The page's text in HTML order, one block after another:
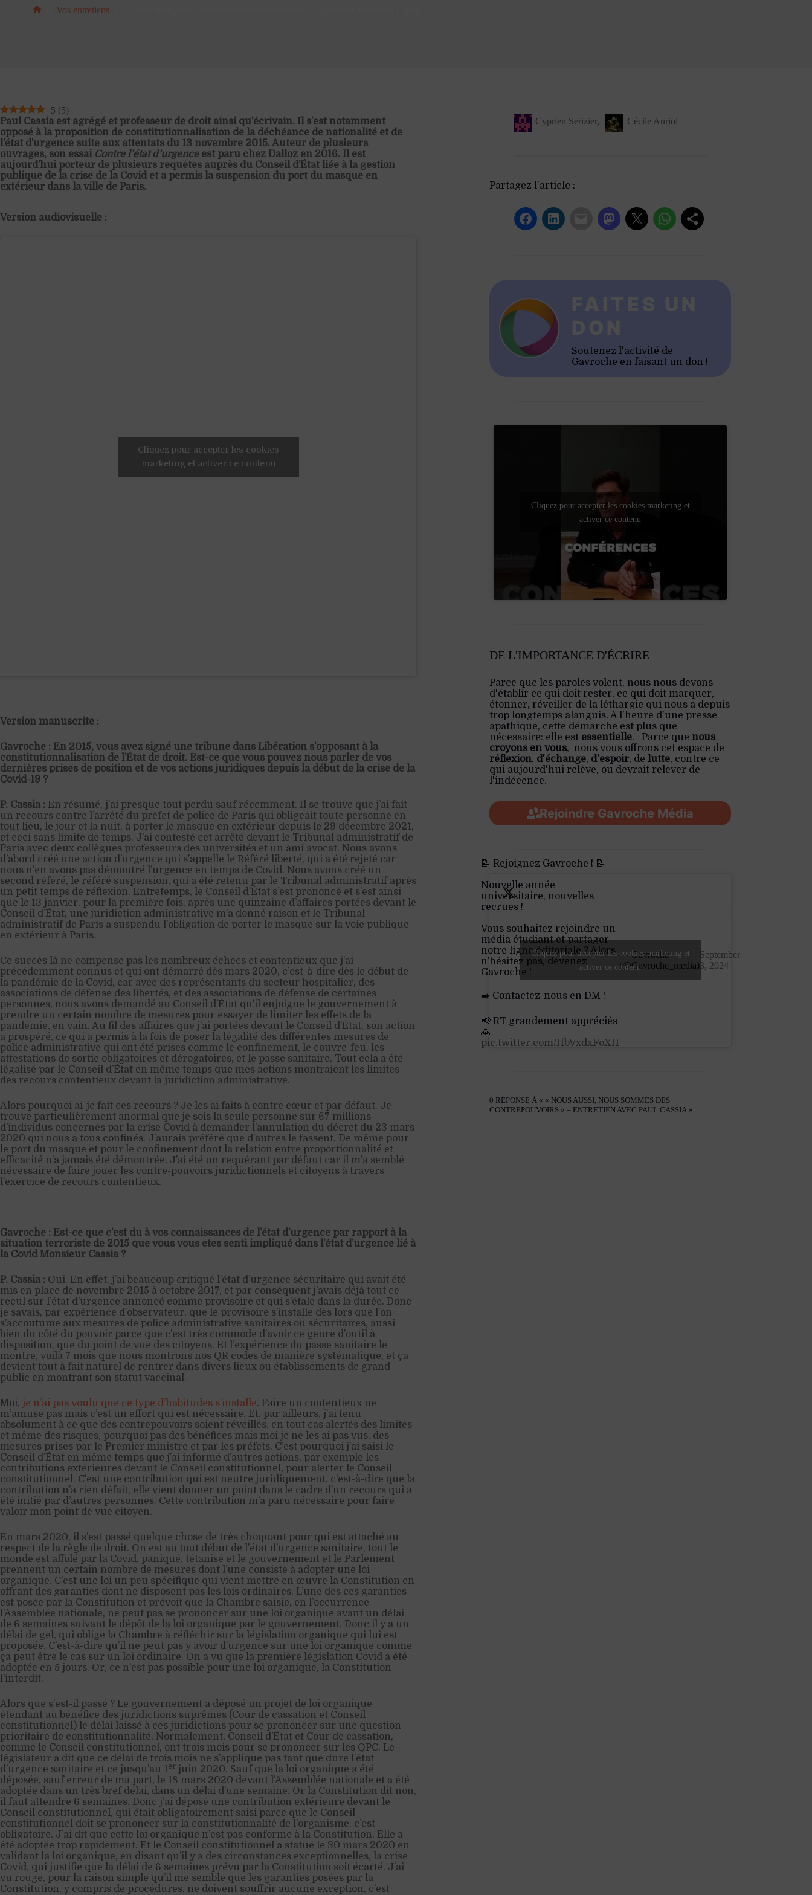
Vos entretiens
5 (5)
Paul Cassia est agrégé et professeur de droit ainsi qu’écrivain. Il s’est notamment
opposé à la proposition de constitutionnalisation de la déchéance de nationalité et de
l’état d’urgence suite aux attentats du 13 novembre 2015. Auteur de plusieurs
ouvrages, son essai Contre l’état d’urgenceest paru chez Dalloz en 2016. Il est
aujourd’hui porteur de plusieurs requêtes auprès du Conseil d’État liée à la gestion
publique de la crise de la Covid et a permis la suspension du port du masque en
extérieur dans la ville de Paris.
Version audiovisuelle :
Cliquez pour accepter les cookies
marketing et activer ce contenu
Version manuscrite :
Gavroche : En 2015, vous avez signé une tribune dans Libération s’opposant à la
constitutionnalisation de l’État de droit. Est-ce que vous pouvez nous parler de vos
dernières prises de position et de vos actions juridiques depuis la début de la crise de la
Covid-19 ?
P. Cassia : En résumé, j’ai presque tout perdu sauf récemment. Il se trouve que j’ai fait
un recours contre l’arrêté du préfet de police de Paris qui obligeait toute personne en
tout lieu, le jour et la nuit, à porter le masque en extérieur depuis le 29 décembre 2021,
et ceci sans limite de temps. J’ai contesté cet arrêté devant le Tribunal administratif de
Paris avec deux collègues professeurs des universités et un ami avocat. Nous avons
d’abord créé une action d’urgence qui s’appelle le Référé liberté, qui a été rejeté car
nous n’en avons pas démontré l’urgence en temps de Covid. Nous avons créé un
second référé, le référé suspension, qui a été retenu par le Tribunal administratif après
un petit temps de réflexion. Entretemps, le Conseil d’État s’est prononcé et s’est ainsi
que le 13 janvier, pour la première fois, après une quinzaine d’affaires portées devant le
Conseil d’État, une juridiction administrative m’a donné raison et le Tribunal
administratif de Paris a suspendu l’obligation de porter le masque sur la voie publique
en extérieur à Paris.
Ce succès là ne compense pas les nombreux échecs et contentieux que j’ai
précédemment connus et qui ont démarré dès mars 2020, c’est-à-dire dès le début de
la pandémie de la Covid, car avec des représentants du secteur hospitalier, des
associations de défense des libertés, et des associations de défense de certaines
personnes, nous avons demandé au Conseil d’État qu’il enjoigne le gouvernement à
prendre un certain nombre de mesures pour essayer de limiter les effets de la
pandémie, en vain. Au fil des affaires que j’ai portées devant le Conseil d’État, son action
a prospéré, ce qui a permis à la fois de poser la légalité des différentes mesures de
police administrative qui ont été prises comme le confinement, le couvre-feu, les
attestations de sortie obligatoires et dérogatoires, et le passe sanitaire. Tout cela a été
légalisé par le Conseil d’État en même temps que mes actions montraient les limites
des recours contentieux devant la juridiction administrative.
Alors pourquoi ai-je fait ces recours ? Je les ai faits à contre cœur et par défaut. Je
trouve particulièrement anormal que je sois la seule personne sur 67 millions
d’individus concernés par la crise Covid à demander l’annulation du décret du 23 mars
2020 qui nous a tous confinés. J’aurais préféré que d’autres le fassent. De même pour
le port du masque et pour le confinement dont la relation entre proportionnalité et
efficacité n’a jamais été démontrée. J’ai été un requérant par défaut car il m’a semblé
nécessaire de faire jouer les contre-pouvoirs juridictionnels et citoyens à travers
l’exercice de recours contentieux.
Gavroche : Est-ce que c’est dû à vos connaissances de l’état d’urgence par rapport à la
situation terroriste de 2015 que vous vous êtes senti impliqué dans l’état d’urgence lié à
la Covid Monsieur Cassia ?
P. Cassia : Oui. En effet, j’ai beaucoup critiqué l’état d’urgence sécuritaire qui avait été
mis en place de novembre 2015 à octobre 2017, et par conséquent j’avais déjà tout ce
recul sur l’état d’urgence annoncé comme provisoire et qui s’étale dans la durée. Donc
je savais, par expérience d’observateur, que le provisoire s’installe dès lors que l’on
s’accoutume aux mesures de police administrative sanitaires ou sécuritaires, aussi
bien du côté du pouvoir parce que c’est très commode d’avoir ce genre d’outil à
disposition, que du point de vue des citoyens. Et l’expérience du passe sanitaire le
montre, voilà 7 mois que nous montrons nos QR codes de manière systématique, et ça
devient tout à fait naturel de rentrer dans divers lieux ou établissements de grand
public en montrant son statut vaccinal.
Moi, je n’ai pas voulu que ce type d’habitudes s’installe. Faire un contentieux ne
m’amuse pas mais c’est un effort qui est nécessaire. Et, par ailleurs, j’ai tenu
absolument à ce que des contrepouvoirs soient réveillés, en tout cas alertés des limites
et même des risques, pourquoi pas des bénéfices mais moi je ne les ai pas vus, des
mesures prises par le Premier ministre et par les préfets. C’est pourquoi j’ai saisi le
Conseil d’État en même temps que j’ai informé d’autres actions, par exemple les
contributions extérieures devant le Conseil constitutionnel, pour alerter le Conseil
constitutionnel. C’est une contribution qui est neutre juridiquement, c’est-à-dire que la
contribution n’a rien défait, elle vient donner un point dans le cadre d’un recours qui a
été initié par d’autres personnes. Cette contribution m’a paru nécessaire pour faire
valoir mon point de vue citoyen.
En mars 2020, il s’est passé quelque chose de très choquant pour qui est attaché au
respect de la règle de droit. On est au tout début de l’état d’urgence sanitaire, tout le
monde est affolé par la Covid, paniqué, tétanisé et le gouvernement et le Parlement
prennent un certain nombre de mesures dont l’une consiste à adopter une loi
organique. C’est une loi un peu spécifique qui vient mettre en œuvre la Constitution en
offrant des garanties dont ne disposent pas les lois ordinaires. L’une des ces garanties
est posée par la Constitution et prévoit que la Chambre saisie, en l’occurrence
l’Assemblée nationale, ne peut pas se prononcer sur une loi organique avant un délai
de 6 semaines suivant le dépôt de la loi organique par le gouvernement. Donc il y a un
délai de gel, qui oblige la Chambre à réfléchir sur la législation organique qui lui est
proposée. C’est-à-dire qu’il ne peut pas y avoir d’urgence sur une loi organique comme
ça peut être le cas sur un loi ordinaire. On a vu que la première législation Covid a été
adoptée en 5 jours. Or, ce n’est pas possible pour une loi organique, la Constitution
l’interdit.
Alors que s’est-il passé ? Le gouvernement a déposé un projet de loi organique
étendant au bénéfice des juridictions suprêmes (Cour de cassation et Conseil
constitutionnel) le délai laissé à ces juridictions pour se prononcer sur une question
prioritaire de constitutionnalité. Normalement, Conseil d’État et Cour de cassation,
comme le Conseil constitutionnel, ont trois mois pour se prononcer sur les QPC. Le
législateur a dit que ce délai de trois mois ne s’applique pas tant que dure l’état
d’urgence sanitaire et ce jusqu’au 1er juin 2020. Sauf que la loi organique a été
déposée, sauf erreur de ma part, le 18 mars 2020 devant l’Assemblée nationale et a été
adoptée dans un très bref délai, dans un délai d’une semaine. Or la Constitution dit non,
il faut attendre 6 semaines. Donc j’ai déposé une contribution extérieure devant le
Conseil constitutionnel, qui était obligatoirement saisi parce que le Conseil
constitutionnel doit se prononcer sur la constitutionnalité de l’organisme, c’est
obligatoire. J’ai dit que cette loi organique n’est pas conforme à la Constitution. Elle a
été adoptée trop rapidement. Et le Conseil constitutionnel a statué le 30 mars 2020 en
validant la loi organique, en disant qu’il y a des circonstances exceptionnelles, la crise
Covid, qui justifie que la délai de 6 semaines prévu par la Constitution soit écarté. J’ai
vu rouge, pour la raison simple qu’il me semble que les garanties posées par la
Constitution, y compris de procédures, ne doivent souffrir aucune exception, c’est
Cyprien Serizier, Cécile Auriol
Partagez l'article :
Soutenez l'activité de
Gavroche en faisant un don !
Cliquez pour accepter les cookies marketing et
activer ce contenu
DE L'IMPORTANCE D'ÉCRIRE
Parce que les paroles volent, nous nous devons
d'établir ce qui doit rester, ce qui doit marquer,
étonner, réveiller de la léthargie qui nous a depuis
trop longtemps alanguis. A l'heure d'une presse
apathique, cette démarche est plus que
nécessaire: elle est essentielle. Parce que nous
croyons en vous, nous vous offrons cet espace de
réflexion, d'échange, d'espoir, de lutte, contre ce
qui aujourd'hui relève, ou devrait relever de
l'indécence.
Rejoindre Gavroche Média
📝 Rejoignez Gavroche ! 📝
Nouvelle année
universitaire, nouvelles
recrues !
Vous souhaitez rejoindre un
média étudiant et partager
notre ligne éditoriale ? Alors
n’hésitez pas, devenez
Gavroche !
➡️ Contactez-nous en DM !
📢 RT grandement appréciés
🙏
pic.twitter.com/HbVxdxFoXH
— Gavroche
(@Gavroche_media)
September
3, 2024
Cliquez pour accepter les cookies marketing et
activer ce contenu
0 RÉPONSE À « « NOUS AUSSI, NOUS SOMMES DES
CONTREPOUVOIRS » – ENTRETIEN AVEC PAUL CASSIA »